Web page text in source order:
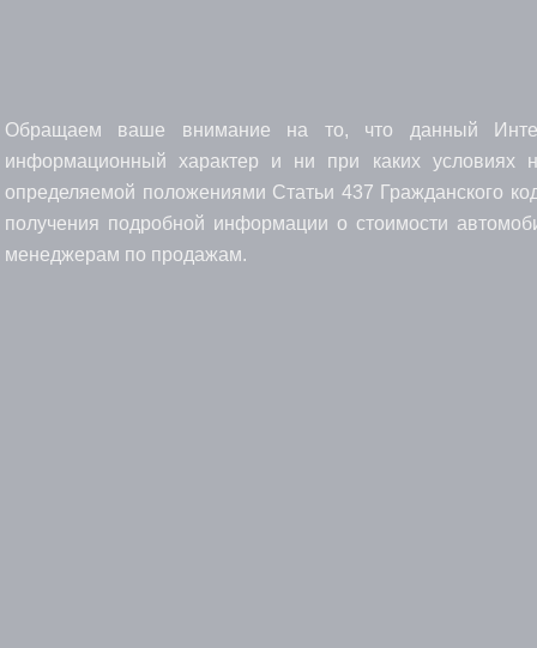
Обращаем ваше внимание на то, что данный
информационный характер и ни при каких условиях
определяемой положениями Статьи 437 Гражданского
получения подробной информации о стоимости
менеджерам по продажам.